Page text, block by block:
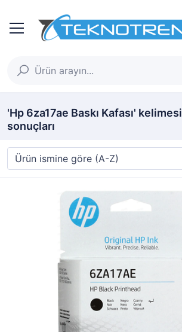
'Hp 6za17ae Baskı Kafası'
sonuçları